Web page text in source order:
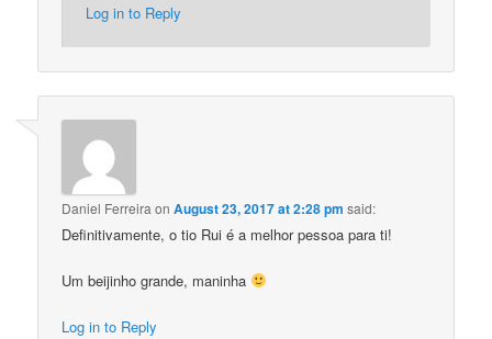
Log in to Reply
Daniel Ferreira onAugust 23, 2017 at 2:28 pm said:
Definitivamente, o tio Rui é a melhor pessoa para ti!
Um beijinho grande, maninha
Log in to Reply